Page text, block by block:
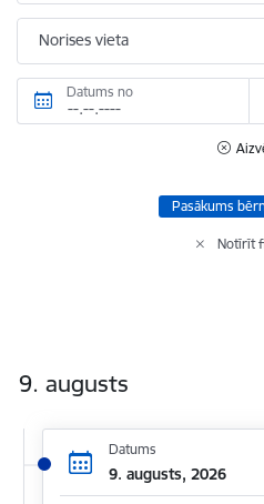
Norises vieta
Datums no
Pasākums
Notīrīt
9. augusts
Datums
9. augusts, 2026